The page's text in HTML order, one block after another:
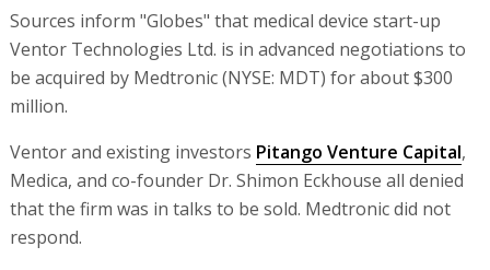
Sources inform "Globes" that medical device start-up
Ventor Technologies Ltd. is in advanced negotiations to
be acquired by Medtronic (NYSE: MDT) for about $300
million.
Ventor and existing investors Pitango Venture Capital,
Medica, and co-founder Dr. Shimon Eckhouse all denied
that the firm was in talks to be sold. Medtronic did not
respond.